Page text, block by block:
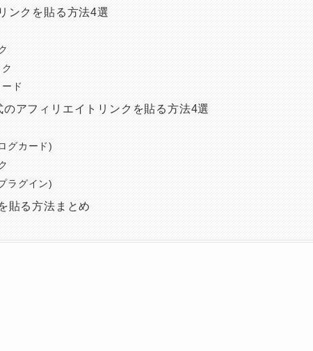
ンクを貼る方法4選
ド
のアフィリエイトリンクを貼る方法4選
グカード)
ラグイン)
貼る方法まとめ